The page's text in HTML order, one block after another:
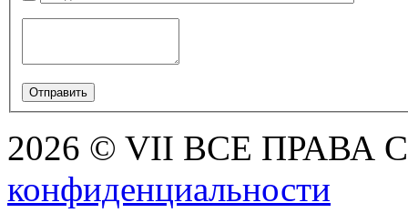
2026 © VII ВСЕ ПРАВА
конфиденциальности